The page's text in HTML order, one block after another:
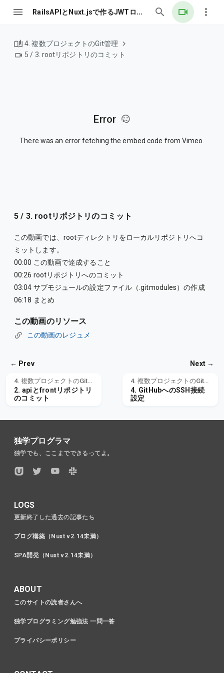
RailsAPIとNuxt.jsで作るJWTログイン認証
4. 複数プロジェクトのGit管理
5 / 3. rootリポジトリのコミット
Error
There was an error fetching the embed code from Vimeo.
5 / 3. rootリポジトリのコミット
この動画では、rootディレクトリをローカルリポジトリへコ
ミットします。
00:00 この動画で達成すること
00:26 rootリポジトリへのコミット
03:04 サブモジュールの設定ファイル（.gitmodules）の作成
06:18 まとめ
この動画のリソース
この動画のレジュメ
← Prev Next →
2. apiとfrontリポジトリ
のコミット
4. GitHubへのSSH接続
設定
独学プログラマ
独学でも、ここまでできるってよ。
LOGS
更新終了した過去の記事たち
ブログ構築（Nuxt v2.14未満）
SPA開発（Nuxt v2.14未満）
ABOUT
このサイトの読者さんへ
独学プログラミング勉強法 一問一答
プライバシーポリシー